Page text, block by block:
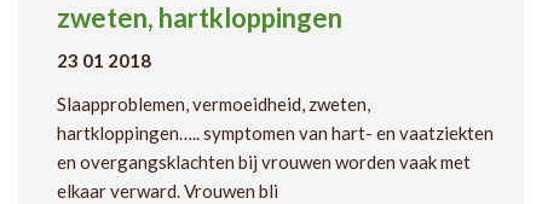
zweten, hartkloppingen
23 01 2018
Slaapproblemen, vermoeidheid, zweten,
hartkloppingen….. symptomen van hart- en vaatziekten
en overgangsklachten bij vrouwen worden vaak met
elkaar verward. Vrouwen bli